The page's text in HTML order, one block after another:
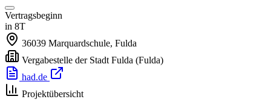
Vertragsbeginn
in 8T
36039 Marquardschule, Fulda
Vergabestelle der Stadt Fulda (Fulda)
had.de
Projektübersicht